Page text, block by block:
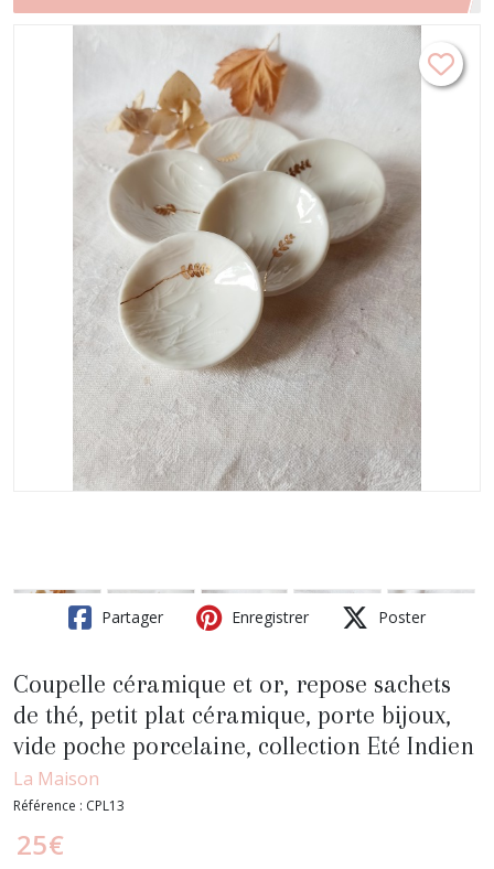
céramique, porte bijoux, vide poche porcelaine, collection Eté Indien
Partager Enregistrer Poster
Coupelle céramique et or, repose sachets
de thé, petit plat céramique, porte bijoux,
vide poche porcelaine, collection Eté Indien
La Maison
Référence : CPL13
25€